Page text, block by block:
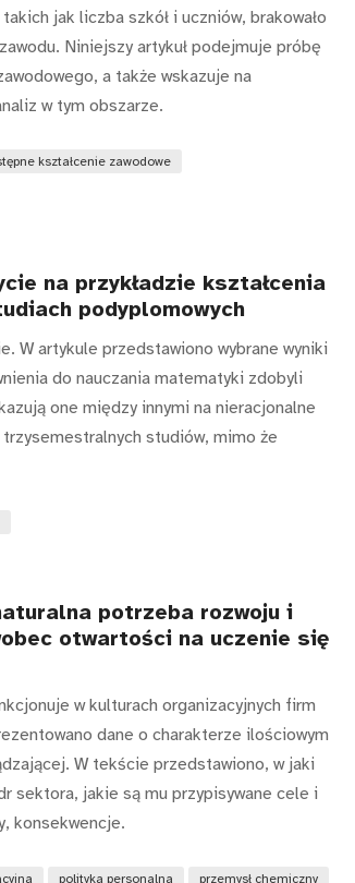
jak liczba szkół i uczniów, brakowało
Niniejszy artykuł podejmuje próbę
a także wskazuje na
w tym obszarze.
kształcenie zawodowe
na przykładzie kształcenia
podyplomowych
W artykule przedstawiono wybrane wyniki
do nauczania matematyki zdobyli
one między innymi na nieracjonalne
studiów, mimo że
potrzeba rozwoju i
otwartości na uczenie się
w kulturach organizacyjnych firm
dane o charakterze ilościowym
W tekście przedstawiono, w jaki
sektora, jakie są mu przypisywane cele i
konsekwencje.
polityka personalna przemysł chemiczny